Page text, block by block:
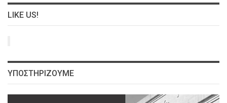
LIKE US!
ΥΠΟΣΤΗΡΙΖΟΥΜΕ